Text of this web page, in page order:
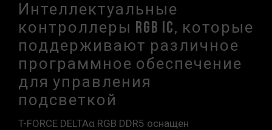
Интеллектуальные
контроллеры RGB IC, которые
поддерживают различное
программное обеспечение
для управления
подсветкой
T-FORCE DELTAα RGB DDR5 оснащен